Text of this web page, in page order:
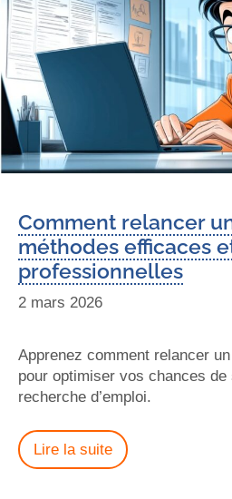
Comment relancer
méthodes efficaces
professionnelles
2 mars 2026
Apprenez comment relancer
pour optimiser vos chances
recherche d’emploi.
Lire la suite